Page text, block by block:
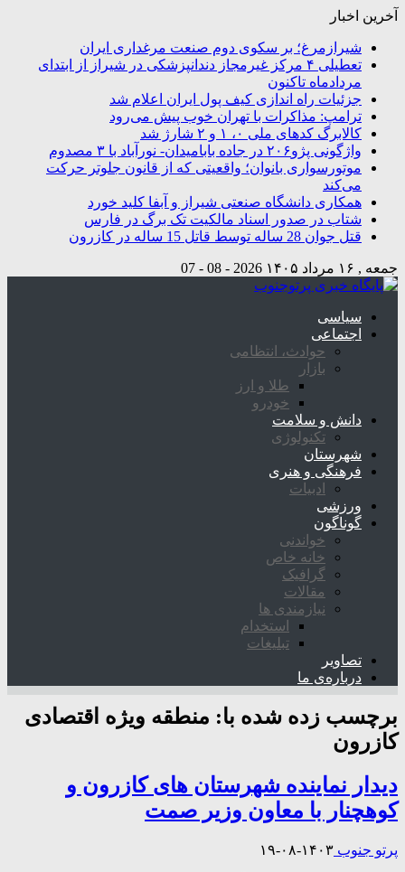
آخرین اخبار
شیرازمرغ؛ بر سکوی دوم صنعت مرغداری ایران
تعطیلی ۴ مرکز غیرمجاز دندانپزشکی در شیراز از ابتدای
مردادماه تاکنون
جزئیات راه اندازی کیف پول ایران اعلام شد
ترامپ: مذاکرات با تهران خوب پیش می‌رود
کالابرگ کدهای ملی ۰، ۱ و ۲ شارژ شد
واژگونی پژو۲۰۶ در جاده بابامیدان- نورآباد با ۳ مصدوم
موتورسواری بانوان؛ واقعیتی که از قانون جلوتر حرکت
می‌کند
همکاری دانشگاه صنعتی شیراز و آبفا کلید خورد
شتاب در صدور اسناد مالکیت تک برگ در فارس
قتل جوان 28 ساله توسط قاتل 15 ساله در کازرون
جمعه , ۱۶ مرداد ۱۴۰۵ 2026 - 08 - 07
سیاسی
اجتماعی
حوادث، انتظامی
بازار
طلا و ارز
خودرو
دانش و سلامت
تکنولوژی
شهرستان
فرهنگی و هنری
ادبیات
ورزشی
گوناگون
خواندنی
خانه خاص
گرافیک
مقالات
نیازمندی ها
استخدام
تبلیغات
تصاویر
درباره‌ی ما
برچسب زده شده با: منطقه ویژه اقتصادی
کازرون
دیدار نماینده شهرستان های کازرون و
کوهچنار با معاون وزیر صمت
پرتو جنوب ۱۴۰۳-۰۸-۱۹